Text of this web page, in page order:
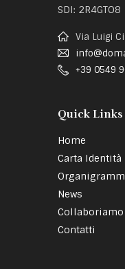
SDI: 2R4GTO8
Via Luigi
+39 0549
Quick Links
Home
Carta Identità
News
Collaboriamo
Contatti